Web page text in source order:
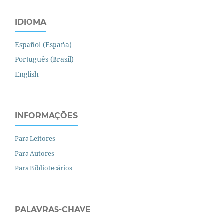
IDIOMA
Español (España)
Português (Brasil)
English
INFORMAÇÕES
Para Leitores
Para Autores
Para Bibliotecários
PALAVRAS-CHAVE